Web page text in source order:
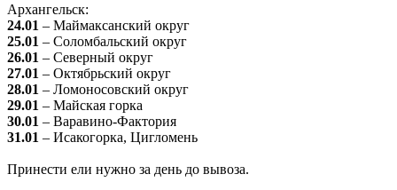
Архангельск:
24.01 – Маймаксанский округ
25.01 – Соломбальский округ
26.01 – Северный округ
27.01 – Октябрьский округ
28.01 – Ломоносовский округ
29.01 – Майская горка
30.01 – Варавино-Фактория
31.01 – Исакогорка, Цигломень
Принести ели нужно за день до вывоза.